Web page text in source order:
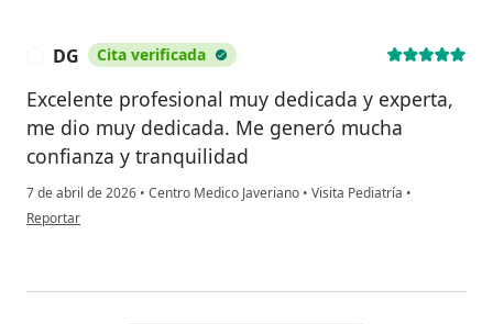
DG Cita verificada
Excelente profesional muy dedicada y experta,
me dio muy dedicada. Me generó mucha
confianza y tranquilidad
7 de abril de 2026 • Centro Medico Javeriano • Visita Pediatría •
en opinión del usuario DG
Reportar